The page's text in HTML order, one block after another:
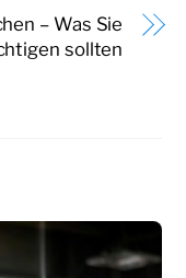
– Was Sie
sollten